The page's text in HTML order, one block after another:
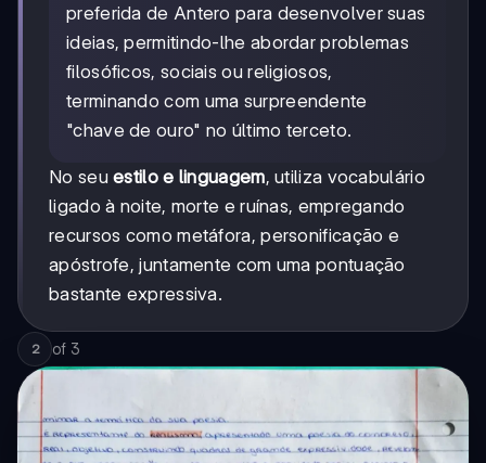
preferida de Antero para desenvolver suas
ideias, permitindo-lhe abordar problemas
filosóficos, sociais ou religiosos,
terminando com uma surpreendente
"chave de ouro" no último terceto.
No seuestilo e linguagem, utiliza vocabulário
ligado à noite, morte e ruínas, empregando
recursos como metáfora, personificação e
apóstrofe, juntamente com uma pontuação
bastante expressiva.
2 of 3